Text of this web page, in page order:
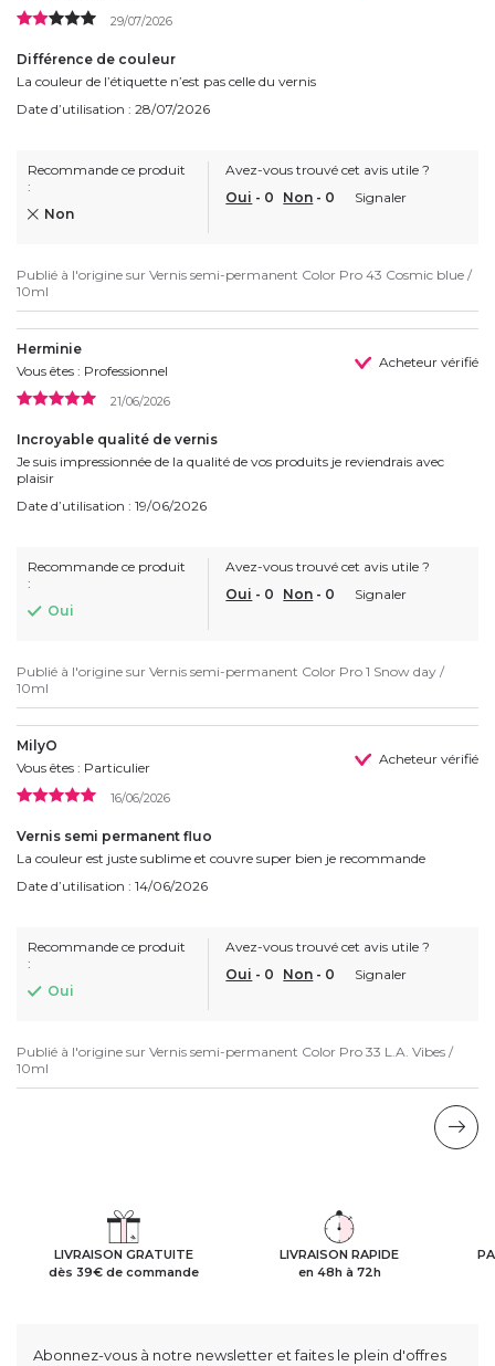
29/07/2026
Différence de couleur
La couleur de l’étiquette n’est pas celle du vernis
Date d’utilisation : 28/07/2026
Recommande ce produit
:
Non
Avez-vous trouvé cet avis utile ?
Oui - 0 Non - 0 Signaler
Publié à l'origine sur Vernis semi-permanent Color Pro 43 Cosmic blue /
10ml
Herminie
Vous êtes : Professionnel
Acheteur vérifié
21/06/2026
Incroyable qualité de vernis
Je suis impressionnée de la qualité de vos produits je reviendrais avec
plaisir
Date d’utilisation : 19/06/2026
Recommande ce produit
:
Oui
Avez-vous trouvé cet avis utile ?
Oui - 0 Non - 0 Signaler
Publié à l'origine sur Vernis semi-permanent Color Pro 1 Snow day /
10ml
MilyO
Vous êtes : Particulier
Acheteur vérifié
16/06/2026
Vernis semi permanent fluo
La couleur est juste sublime et couvre super bien je recommande
Date d’utilisation : 14/06/2026
Recommande ce produit
:
Oui
Avez-vous trouvé cet avis utile ?
Oui - 0 Non - 0 Signaler
Publié à l'origine sur Vernis semi-permanent Color Pro 33 L.A. Vibes /
10ml
LIVRAISON GRATUITE
dès 39€ de commande
LIVRAISON RAPIDE
en 48h à 72h
Abonnez-vous à notre newsletter et faites le plein d'offres